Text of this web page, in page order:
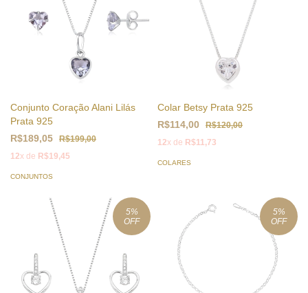
Conjunto Coração Alani Lilás
Prata 925
R$189,05
R$199,00
12x de R$19,45
CONJUNTOS
Colar Betsy Prata 925
R$114,00
R$120,00
12x de R$11,73
COLARES
5%
OFF
5%
OFF